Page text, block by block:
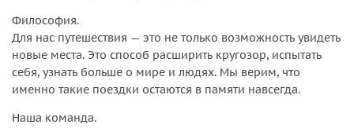
Философия.
Для нас путешествия — это не только возможность увидеть
новые места. Это способ расширить кругозор, испытать
себя, узнать больше о мире и людях. Мы верим, что
именно такие поездки остаются в памяти навсегда.
Наша команда.